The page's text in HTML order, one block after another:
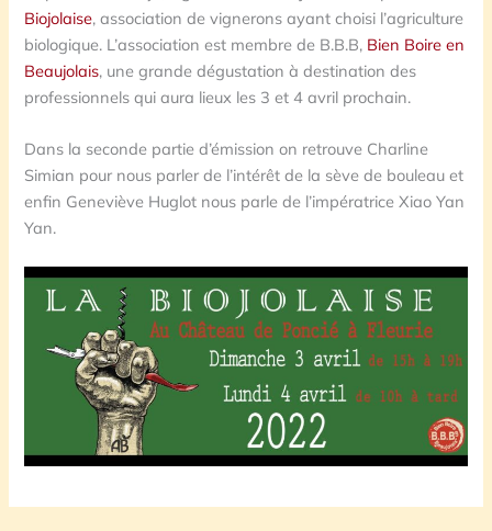
Biojolaise, association de vignerons ayant choisi l’agriculture
biologique. L’association est membre de B.B.B, Bien Boire en
Beaujolais, une grande dégustation à destination des
professionnels qui aura lieux les 3 et 4 avril prochain.
Dans la seconde partie d’émission on retrouve Charline
Simian pour nous parler de l’intérêt de la sève de bouleau et
enfin Geneviève Huglot nous parle de l’impératrice Xiao Yan
Yan.